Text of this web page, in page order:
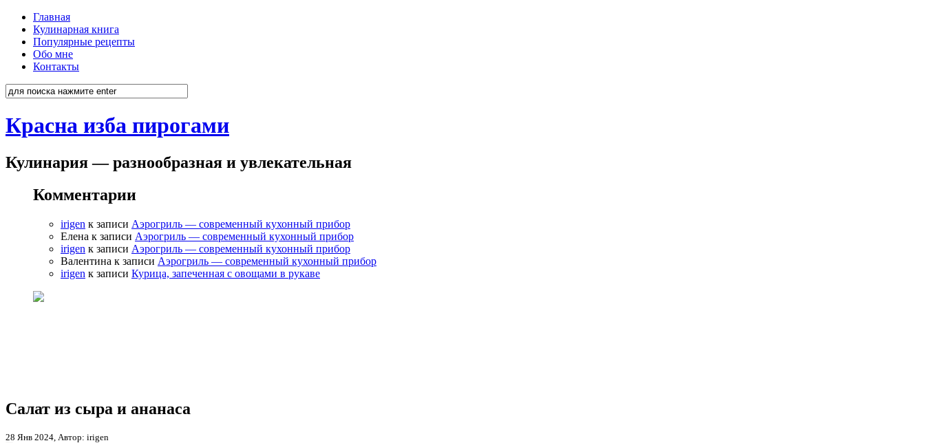
Главная
Кулинарная книга
Популярные рецепты
Обо мне
Контакты
Красна изба пирогами
Кулинария — разнообразная и увлекательная
Комментарии
irigen к записи Аэрогриль — современный кухонный прибор
Елена к записи Аэрогриль — современный кухонный прибор
irigen к записи Аэрогриль — современный кухонный прибор
Валентина к записи Аэрогриль — современный кухонный прибор
irigen к записи Курица, запеченная с овощами в рукаве
Салат из сыра и ананаса
28 Янв 2024, Автор: irigen